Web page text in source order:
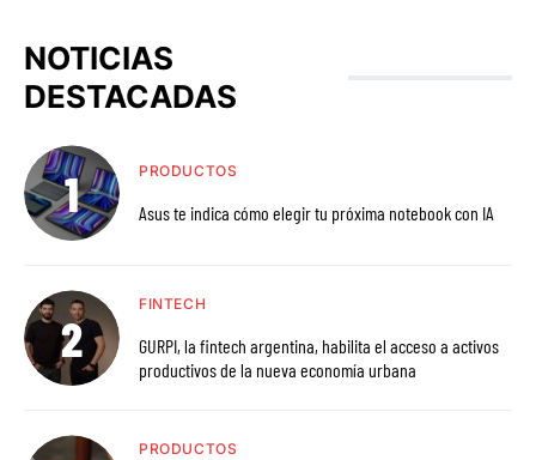
NOTICIAS
DESTACADAS
PRODUCTOS
Asus te indica cómo elegir tu próxima notebook con IA
FINTECH
GURPI, la fintech argentina, habilita el acceso a activos
productivos de la nueva economía urbana
PRODUCTOS